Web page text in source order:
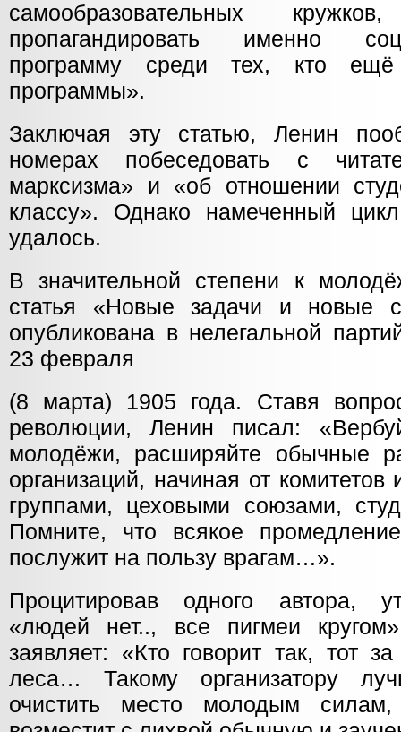
самообразовательных
пропагандировать именно
программу среди тех, кто ещё
программы».
Заключая эту статью, Ленин
номерах побеседовать с
марксизма» и «об отношении
классу». Однако намеченный
удалось.
В значительной степени к
статья «Новые задачи и новые
опубликована в нелегальной
23 февраля
(8 марта) 1905 года. Ставя
революции, Ленин писал:
молодёжи, расширяйте обычные
организаций, начиная от
группами, цеховыми союзами,
Помните, что всякое
послужит на пользу врагам…».
Процитировав одного автора,
«людей нет.., все пигмеи
заявляет: «Кто говорит так, тот
леса… Такому организатору
очистить место молодым